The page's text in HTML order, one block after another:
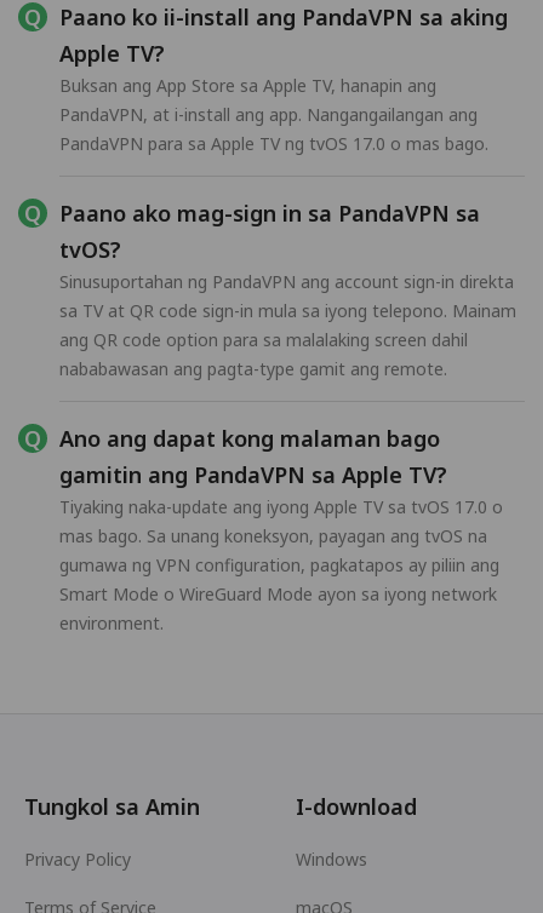
Paano ko ii-install ang PandaVPN sa aking
Apple TV?
Buksan ang App Store sa Apple TV, hanapin ang
PandaVPN, at i-install ang app. Nangangailangan ang
PandaVPN para sa Apple TV ng tvOS 17.0 o mas bago.
Paano ako mag-sign in sa PandaVPN sa
tvOS?
Sinusuportahan ng PandaVPN ang account sign-in direkta
sa TV at QR code sign-in mula sa iyong telepono. Mainam
ang QR code option para sa malalaking screen dahil
nababawasan ang pagta-type gamit ang remote.
Ano ang dapat kong malaman bago
gamitin ang PandaVPN sa Apple TV?
Tiyaking naka-update ang iyong Apple TV sa tvOS 17.0 o
mas bago. Sa unang koneksyon, payagan ang tvOS na
gumawa ng VPN configuration, pagkatapos ay piliin ang
Smart Mode o WireGuard Mode ayon sa iyong network
environment.
Tungkol sa Amin
Privacy Policy
Terms of Service
I-download
Windows
macOS